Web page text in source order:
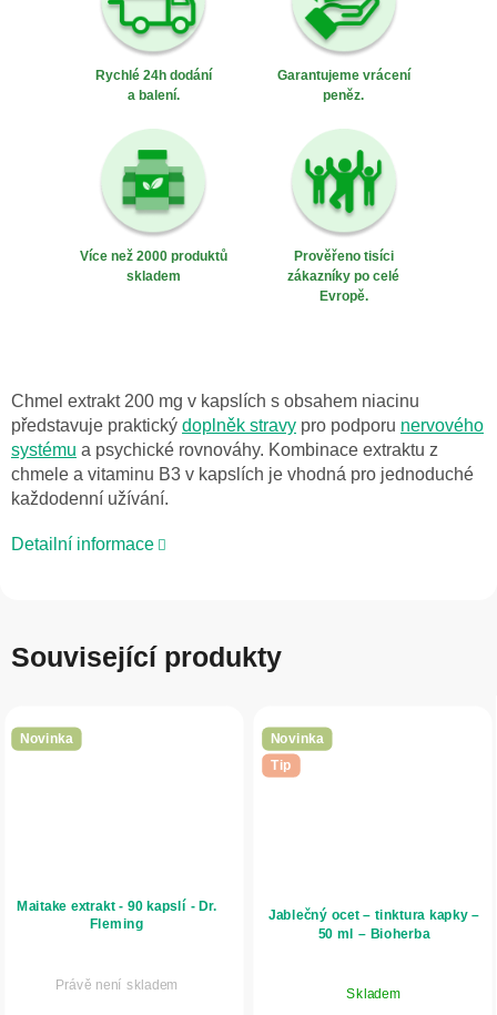
Rychlé 24h dodání
a balení.
Garantujeme vrácení
peněz.
Více než 2000 produktů
skladem
Prověřeno tisíci
zákazníky po celé
Evropě.
Chmel extrakt 200 mg v kapslích s obsahem niacinu
představuje praktický doplněk stravy pro podporu nervového
systému a psychické rovnováhy. Kombinace extraktu z
chmele a vitaminu B3 v kapslích je vhodná pro jednoduché
každodenní užívání.
Detailní informace
Související produkty
Novinka
Maitake extrakt - 90 kapslí - Dr.
Fleming
Právě není skladem
Novinka
Tip
Jablečný ocet – tinktura kapky –
50 ml – Bioherba
Skladem